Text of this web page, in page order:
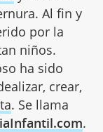
Al fin y
por la
niños.
ha sido
crear,
. Se llama
.